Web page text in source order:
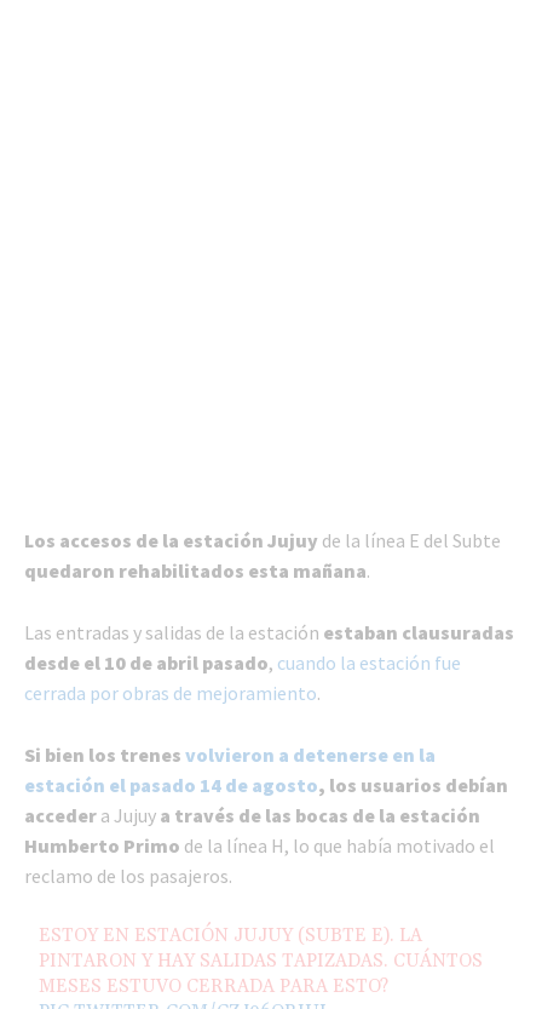
Los accesos de la estación Jujuy de la línea E del Subte
quedaron rehabilitados esta mañana.
Las entradas y salidas de la estación estaban clausuradas
desde el 10 de abril pasado, cuando la estación fue
cerrada por obras de mejoramiento.
Si bien los trenes volvieron a detenerse en la
estación el pasado 14 de agosto, los usuarios debían
acceder a Jujuy a través de las bocas de la estación
Humberto Primo de la línea H, lo que había motivado el
reclamo de los pasajeros.
ESTOY EN ESTACIÓN JUJUY (SUBTE E). LA
PINTARON Y HAY SALIDAS TAPIZADAS. CUÁNTOS
MESES ESTUVO CERRADA PARA ESTO?